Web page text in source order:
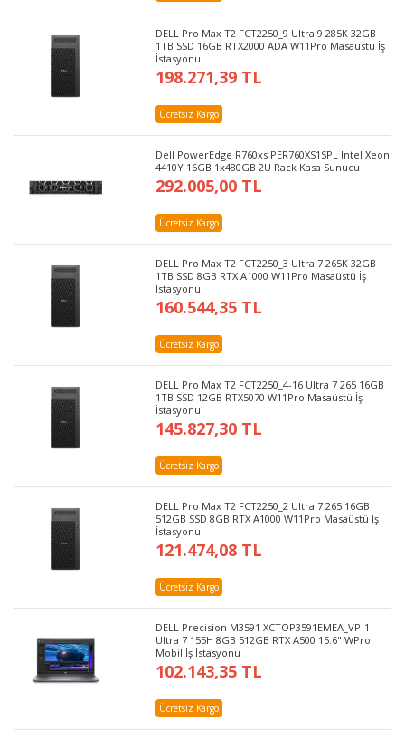
DELL Pro Max T2 FCT2250_9 Ultra 9 285K 32GB
1TB SSD 16GB RTX2000 ADA W11Pro Masaüstü İş
İstasyonu
198.271,39 TL
Ücretsiz Kargo
Dell PowerEdge R760xs PER760XS1SPL Intel Xeon
4410Y 16GB 1x480GB 2U Rack Kasa Sunucu
292.005,00 TL
Ücretsiz Kargo
DELL Pro Max T2 FCT2250_3 Ultra 7 265K 32GB
1TB SSD 8GB RTX A1000 W11Pro Masaüstü İş
İstasyonu
160.544,35 TL
Ücretsiz Kargo
DELL Pro Max T2 FCT2250_4-16 Ultra 7 265 16GB
1TB SSD 12GB RTX5070 W11Pro Masaüstü İş
İstasyonu
145.827,30 TL
Ücretsiz Kargo
DELL Pro Max T2 FCT2250_2 Ultra 7 265 16GB
512GB SSD 8GB RTX A1000 W11Pro Masaüstü İş
İstasyonu
121.474,08 TL
Ücretsiz Kargo
DELL Precision M3591 XCTOP3591EMEA_VP-1
Ultra 7 155H 8GB 512GB RTX A500 15.6" WPro
Mobil İş İstasyonu
102.143,35 TL
Ücretsiz Kargo